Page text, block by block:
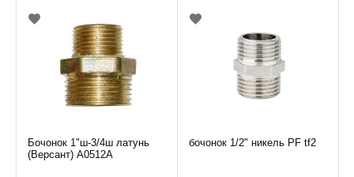
Бочонок 1"ш-3/4ш латунь
(Версант) А0512А
бочонок 1/2" никель PF tf2